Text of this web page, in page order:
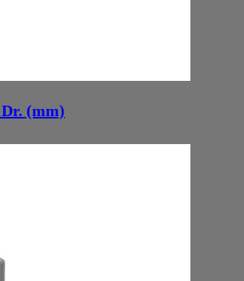
(mm)